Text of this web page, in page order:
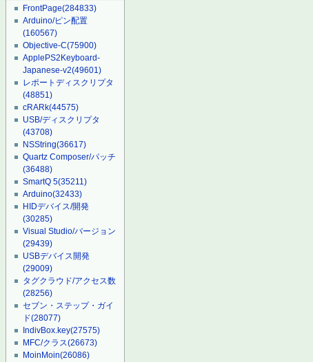
FrontPage(284833)
Arduino/ピン配置
(160567)
Objective-C(75900)
ApplePS2Keyboard-
Japanese-v2(49601)
レポートディスクリプタ
(48851)
cRARk(44575)
USB/ディスクリプタ
(43708)
NSString(36617)
Quartz Composer/パッチ
(36488)
SmartQ 5(35211)
Arduino(32433)
HIDデバイス/開発
(30285)
Visual Studio/バージョン
(29439)
USBデバイス開発
(29009)
タグクラウド/アクセス数
(28256)
セブン・ステップ・ガイ
ド(28077)
IndivBox.key(27575)
MFC/クラス(26673)
MoinMoin(26086)